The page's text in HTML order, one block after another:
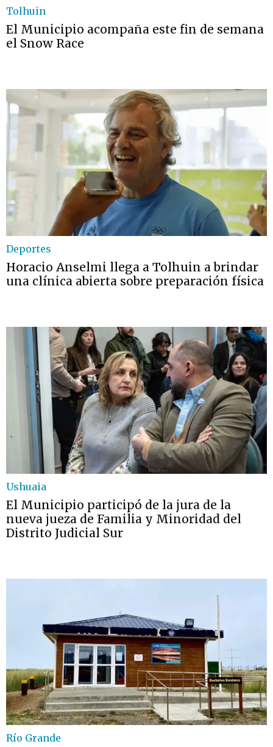
Tolhuin
El Municipio acompaña este fin de semana
el Snow Race
Deportes
Horacio Anselmi llega a Tolhuin a brindar
una clínica abierta sobre preparación física
Ushuaia
El Municipio participó de la jura de la
nueva jueza de Familia y Minoridad del
Distrito Judicial Sur
Río Grande